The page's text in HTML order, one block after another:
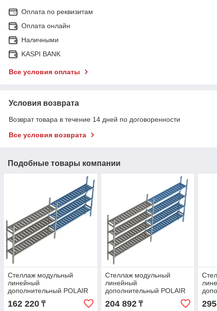
Оплата по реквизитам
Оплата онлайн
Наличными
KASPI BANK
Все условия оплаты
Условия возврата
Возврат товара в течение 14 дней по договоренности
Все условия возврата
Подобные товары компании
Стеллаж модульный
линейный
дополнительный POLAIR
LOAD.ME POLY
16AL.3PP40.17Е
162 220 ₸
Стеллаж модульный
линейный
дополнительный POLAIR
LOAD.ME POLY
16AL.4PP40.17Е
204 892₸